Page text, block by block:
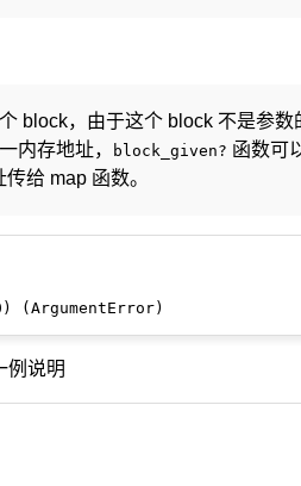
block，由于这个 block 不是参数
内存地址，
block_given? 函数可
给 map 函数。
例说明